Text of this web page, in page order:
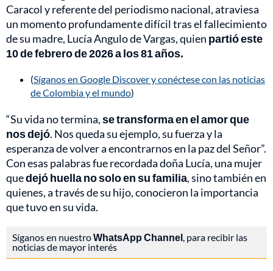
Caracol y referente del periodismo nacional, atraviesa
un momento profundamente difícil tras el fallecimiento
de su madre, Lucía Angulo de Vargas, quien partió este
10 de febrero de 2026 a los 81 años.
(Síganos en Google Discover y conéctese con las noticias
de Colombia y el mundo)
“Su vida no termina,se transforma en el amor que
nos dejó. Nos queda su ejemplo, su fuerza y la
esperanza de volver a encontrarnos en la paz del Señor”.
Con esas palabras fue recordada doña Lucía, una mujer
quedejó huella no solo en su familia, sino también en
quienes, a través de su hijo, conocieron la importancia
que tuvo en su vida.
Síganos en nuestroWhatsApp Channel, para recibir las
noticias de mayor interés